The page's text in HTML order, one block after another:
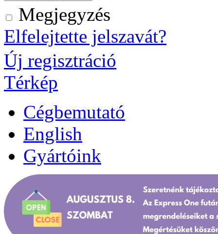
Megjegyzés
Elfelejtette jelszavát?
Új regisztráció
Térkép
Cégbemutató
English
Gyártóink